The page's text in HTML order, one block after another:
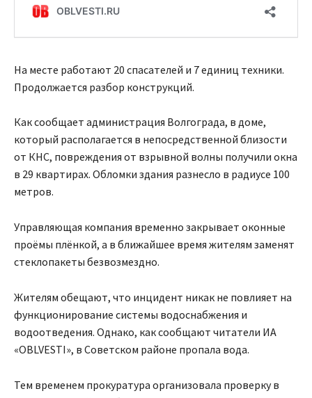
На месте работают 20 спасателей и 7 единиц техники.
Продолжается разбор конструкций.
Как сообщает администрация Волгограда, в доме,
который располагается в непосредственной близости
от КНС, повреждения от взрывной волны получили окна
в 29 квартирах. Обломки здания разнесло в радиусе 100
метров.
Управляющая компания временно закрывает оконные
проёмы плёнкой, а в ближайшее время жителям заменят
стеклопакеты безвозмездно.
Жителям обещают, что инцидент никак не повлияет на
функционирование системы водоснабжения и
водоотведения. Однако, как сообщают читатели ИА
«OBLVESTI», в Советском районе пропала вода.
Тем временем прокуратура организовала проверку в